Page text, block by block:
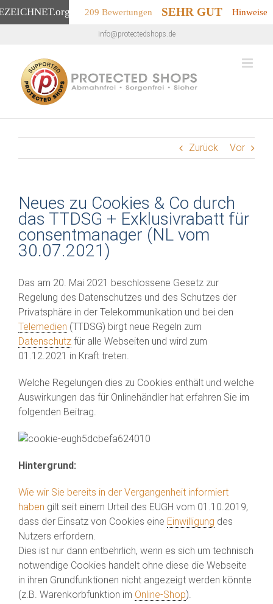
.org 209 Bewertungen SEHR GUT Hinweise
Inhalt
springen
info@protectedshops.de
Zurück Vor
Neues zu Cookies & Co durch
das TTDSG + Exklusivrabatt für
consentmanager (NL vom
30.07.2021)
Das am 20. Mai 2021 beschlossene Gesetz zur
Regelung des Datenschutzes und des Schutzes der
Privatsphäre in der Telekommunikation und bei den
Telemedien (TTDSG) birgt neue Regeln zum
Datenschutz für alle Webseiten und wird zum
01.12.2021 in Kraft treten.
Welche Regelungen dies zu Cookies enthält und welche
Auswirkungen das für Onlinehändler hat erfahren Sie im
folgenden Beitrag.
Hintergrund:
Wie wir Sie bereits in der Vergangenheit informiert
haben gilt seit einem Urteil des EUGH vom 01.10.2019,
dass der Einsatz von Cookies eine Einwilligung des
Nutzers erfordern.
Dies ist nur dann entbehrlich, wenn es sich um technisch
notwendige Cookies handelt ohne diese die Webseite
in ihren Grundfunktionen nicht angezeigt werden könnte
(z.B. Warenkorbfunktion im Online-Shop).